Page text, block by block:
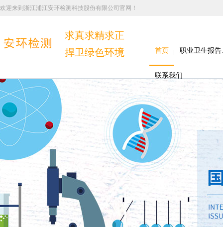
欢迎来到浙江浦江安环检测科技股份有限公司官网！
求真求精求正
捍卫绿色环境
首页 职业卫生报
联系我们